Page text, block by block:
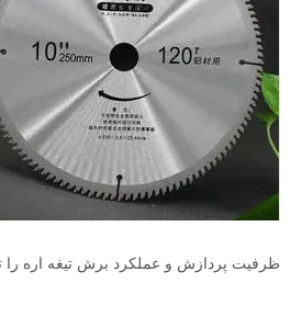
ظرفیت پردازش و عملکرد برش تیغه اره را